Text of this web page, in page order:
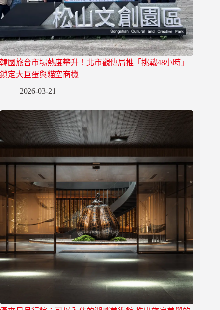
韓國旅台市場熱度攀升！北市觀傳局推「挑戰48小時」
鎖定大巨蛋與貓空商機
2026-03-21